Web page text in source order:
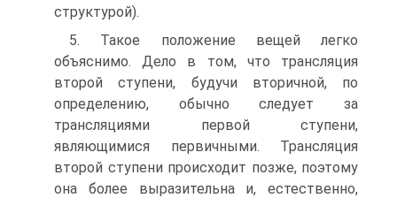
структурой).
5. Такое положение вещей легко
объяснимо. Дело в том, что транс­ляция
второй ступени, будучи вторичной, по
определению, обычно следу­ет за
трансляциями первой ступени,
являющимися первичными. Трансля­ция
второй ступени происходит позже, поэтому
она более выразительна и, естественно,